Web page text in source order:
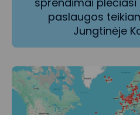
paslaugos
Jungtinėje